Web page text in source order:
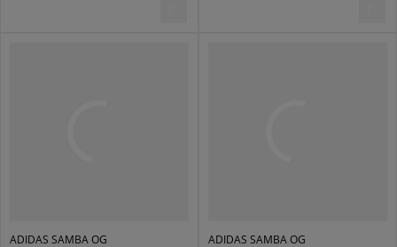
ADIDAS SAMBA OG
ADIDAS SAMBA OG